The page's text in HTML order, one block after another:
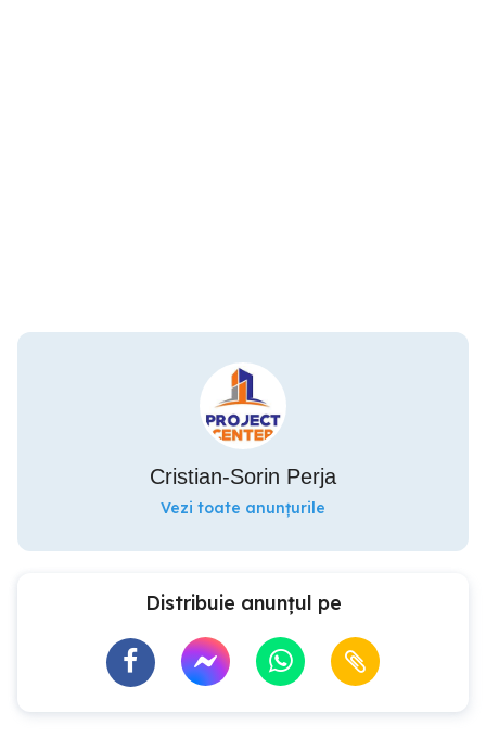
Cristian-Sorin Perja
Vezi toate anunțurile
Distribuie anunțul pe